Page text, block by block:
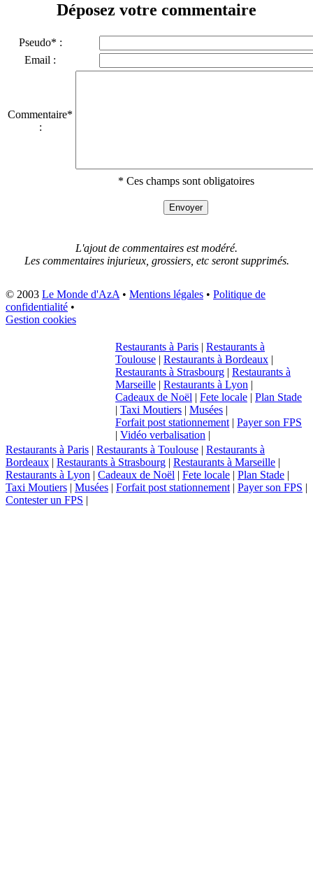
Déposez votre commentaire
Pseudo* :
Email :
Commentaire*
:
* Ces champs sont obligatoires
L'ajout de commentaires est modéré.
Les commentaires injurieux, grossiers, etc seront supprimés.
© 2003 Le Monde d'AzA • Mentions légales • Politique de
confidentialité •
Gestion cookies
Restaurants à Paris | Restaurants à
Toulouse | Restaurants à Bordeaux |
Restaurants à Strasbourg | Restaurants à
Marseille | Restaurants à Lyon |
Cadeaux de Noël | Fete locale | Plan Stade
| Taxi Moutiers | Musées |
Forfait post stationnement | Payer son FPS
| Vidéo verbalisation |
Restaurants à Paris | Restaurants à Toulouse | Restaurants à
Bordeaux | Restaurants à Strasbourg | Restaurants à Marseille |
Restaurants à Lyon | Cadeaux de Noël | Fete locale | Plan Stade |
Taxi Moutiers | Musées | Forfait post stationnement | Payer son FPS |
Contester un FPS |